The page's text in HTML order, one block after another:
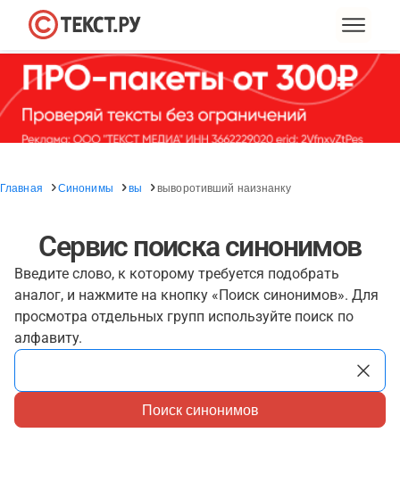
Главная Синонимы вы выворотивший наизнанку
Сервис поиска синонимов
Введите слово, к которому требуется подобрать
аналог, и нажмите на кнопку «Поиск синонимов». Для
просмотра отдельных групп используйте поиск по
алфавиту.
Поиск синонимов